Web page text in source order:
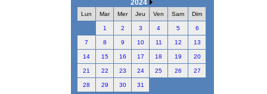
2024
Lun Mar Mer Jeu Ven Sam Dim
1 2 3 4 5 6
7 8 9 10 11 12 13
14 15 16 17 18 19 20
21 22 23 24 25 26 27
28 29 30 31